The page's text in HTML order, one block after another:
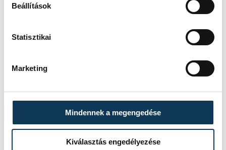
Beállítások
Statisztikai
Marketing
Mindennek a megengedése
Kiválasztás engedélyezése
amelyre eredetileg nem tervezték.
kezdeményezte, hogy
államfőválasztás
A Tisza-frakció kezdeményezte, hogy
a parlament jövő kedden válassza
meg az új köztársasági elnököt.